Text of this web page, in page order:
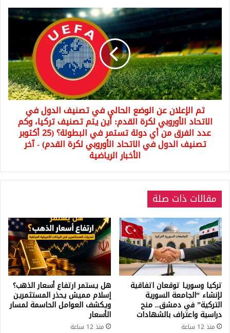
PPK
وتوقعات
الفائدة)
-
أخبار
الاقتصاد
في
اللحظة
الأخيرة
الإعلان
الوضع
الحالي
في
تصنيف
الدول
في
الأوروبي
لكرة
القدم:
تصنيف
تركيا،
وكم
عدد
الفرق
من
أي
دولة
تستمر
في
البطولة؟
(25
أكتوبر
تصنيف
الدول
تم الإعلان عن الوضع الحالي في تصنيف الدول في
الاتحاد الأوروبي لكرة القدم: أين يتم تصنيف تركيا، وكم
عدد الفرق من أي دولة تستمر في البطولة؟ (25 أكتوبر
تصنيف الدول في الاتحاد الأوروبي لكرة القدم) - آخر
الأخبار الرياضية
مقالات ذات صلة
تركيا وسوريا توقعان اتفاقية
لإنشاء “الجامعة السورية
التركية” في دمشق.. منح
دراسية واعتراف بالشهادات
منذ 12 ساعة
هل يستمر ارتفاع أسعار الذهب؟
إسلام مميش يحذر المستثمرين
ويكشف العوامل الحاسمة لمسار
الأسعار
منذ 12 ساعة